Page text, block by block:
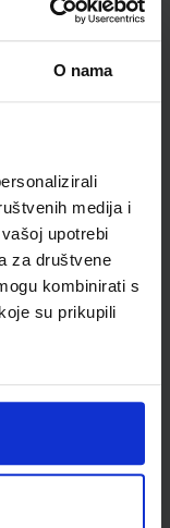
O nama
medija i
upotrebi
za društvene
kombinirati s
su prikupili
o novim